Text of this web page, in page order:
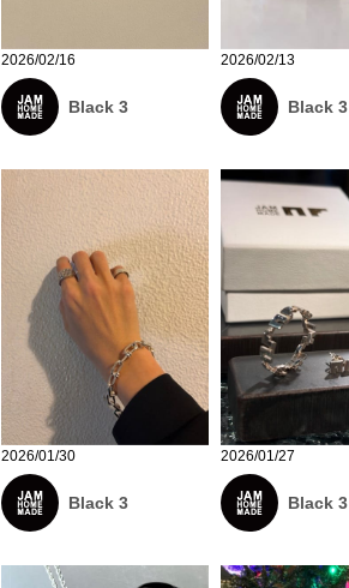
2026/02/16
Black 3
2026/02/13
Black 3
2026/01/30
Black 3
2026/01/27
Black 3